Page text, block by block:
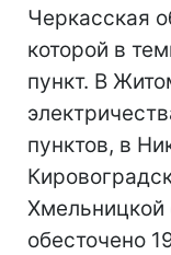
Черкасская
которой в
пункт. В
пунктов, в
Хмельницкой
обесточено